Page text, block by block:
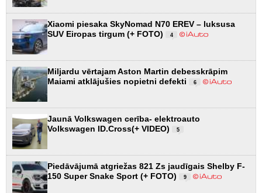
Xiaomi piesaka SkyNomad N70 EREV – luksusa
SUV Eiropas tirgum (+ FOTO)
4
Miljardu vērtajam Aston Martin debesskrāpim
Maiami atklājušies nopietni defekti
6
Jaunā Volkswagen cerība- elektroauto
Volkswagen ID.Cross(+ VIDEO)
5
Piedāvājumā atgriežas 821 Zs jaudīgais Shelby F-
150 Super Snake Sport (+ FOTO)
9